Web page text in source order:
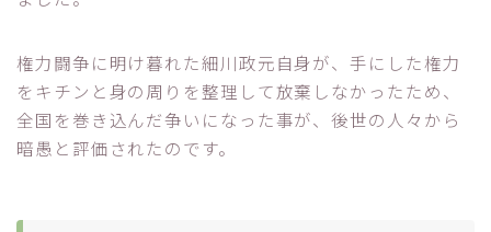
権力闘争に明け暮れた細川政元自身が、手にした権力
をキチンと身の周りを整理して放棄しなかったため、
全国を巻き込んだ争いになった事が、後世の人々から
暗愚と評価されたのです。